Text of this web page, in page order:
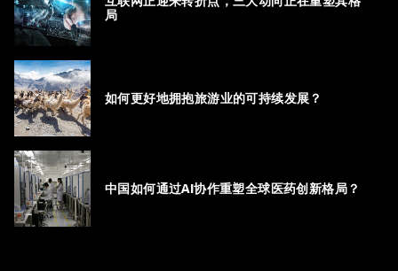
局
如何更好地拥抱旅游业的可持续发展？
中国如何通过AI协作重塑全球医药创新格局？